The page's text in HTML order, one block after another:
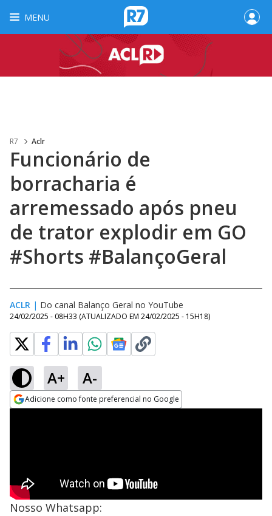
MENU
R7 Aclr
Funcionário de
borracharia é
arremessado após pneu
de trator explodir em GO
#Shorts #BalançoGeral
ACLR | Do canal Balanço Geral no YouTube
24/02/2025 - 08H33 (ATUALIZADO EM 24/02/2025 - 15H18)
A+ A-
Adicione como fonte preferencial no Google
Nosso Whatsapp: